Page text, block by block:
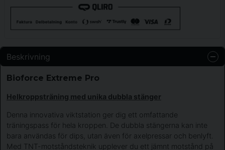
Beskrivning
Bioforce Extreme Pro
Helkroppsträning med unika dubbla stänger
Denna innovativa viktstation ger dig ett omfattande
träningspass för hela kroppen. De dubbla stängerna kan inte
bara användas för dips, utan även för axelpressar och benlyft.
Med TNT-motståndsteknik upplever du ett jämnt motstånd på